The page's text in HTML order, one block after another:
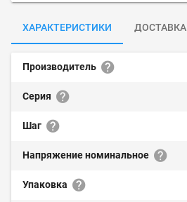
ХАРАКТЕРИСТИКИ ДОСТАВКА
Производитель
Серия
Шаг
Напряжение номинальное
Упаковка